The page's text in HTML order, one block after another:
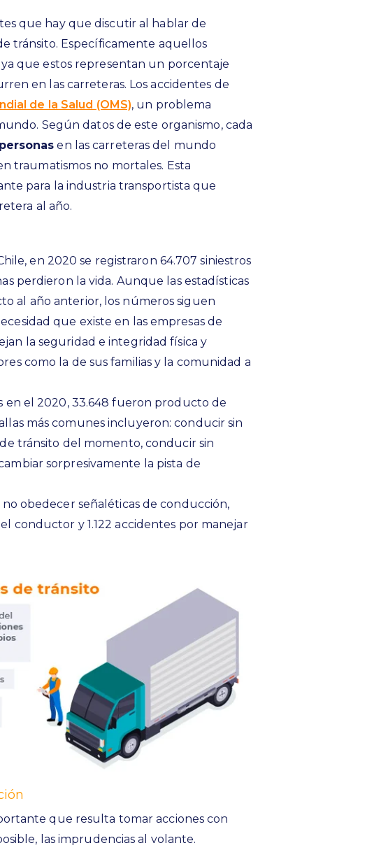
que hay que discutir al hablar de
tránsito. Específicamente aquellos
que estos representan un porcentaje
en las carreteras. Los accidentes de
de la Salud (OMS), un problema
Según datos de este organismo, cada
en las carreteras del mundo
traumatismos no mortales. Esta
para la industria transportista que
al año.
en 2020 se registraron 64.707 siniestros
perdieron la vida. Aunque las estadísticas
al año anterior, los números siguen
que existe en las empresas de
la seguridad e integridad física y
como la de sus familias y la comunidad a
en el 2020, 33.648 fueron producto de
más comunes incluyeron: conducir sin
tránsito del momento, conducir sin
sorpresivamente la pista de
no obedecer señaléticas de conducción,
conductor y 1.122 accidentes por manejar
que resulta tomar acciones con
las imprudencias al volante.